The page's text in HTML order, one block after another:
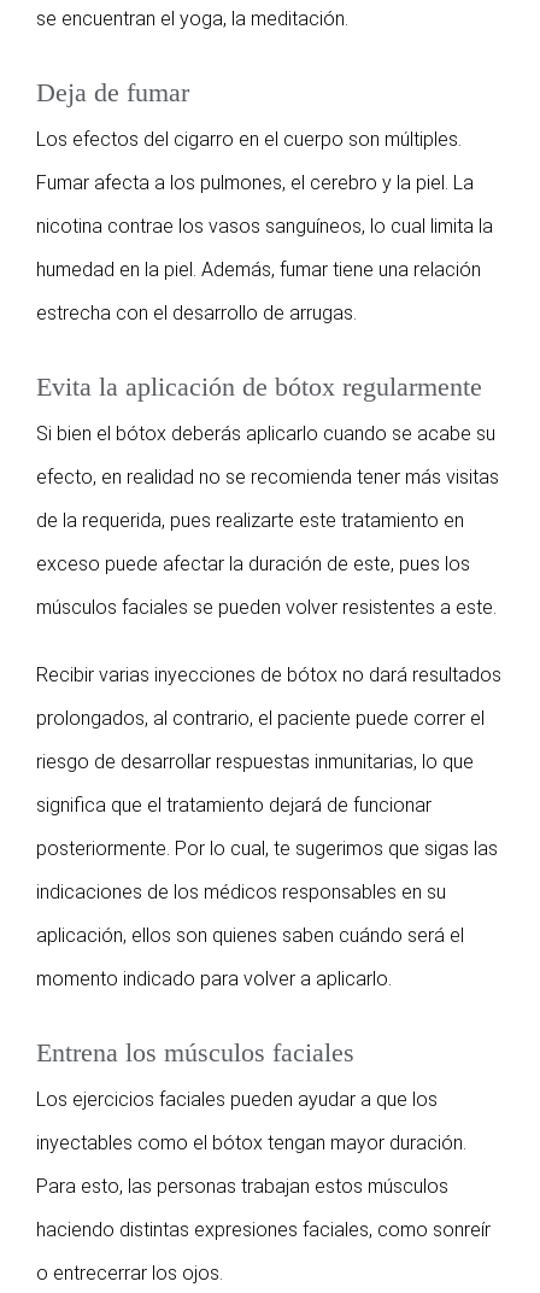
se encuentran el yoga, la meditación.
Deja de fumar
Los efectos del cigarro en el cuerpo son múltiples.
Fumar afecta a los pulmones, el cerebro y la piel. La
nicotina contrae los vasos sanguíneos, lo cual limita la
humedad en la piel. Además, fumar tiene una relación
estrecha con el desarrollo de arrugas.
Evita la aplicación de bótox regularmente
Si bien el bótox deberás aplicarlo cuando se acabe su
efecto, en realidad no se recomienda tener más visitas
de la requerida, pues realizarte este tratamiento en
exceso puede afectar la duración de este, pues los
músculos faciales se pueden volver resistentes a este.
Recibir varias inyecciones de bótox no dará resultados
prolongados, al contrario, el paciente puede correr el
riesgo de desarrollar respuestas inmunitarias, lo que
significa que el tratamiento dejará de funcionar
posteriormente. Por lo cual, te sugerimos que sigas las
indicaciones de los médicos responsables en su
aplicación, ellos son quienes saben cuándo será el
momento indicado para volver a aplicarlo.
Entrena los músculos faciales
Los ejercicios faciales pueden ayudar a que los
inyectables como el bótox tengan mayor duración.
Para esto, las personas trabajan estos músculos
haciendo distintas expresiones faciales, como sonreír
o entrecerrar los ojos.